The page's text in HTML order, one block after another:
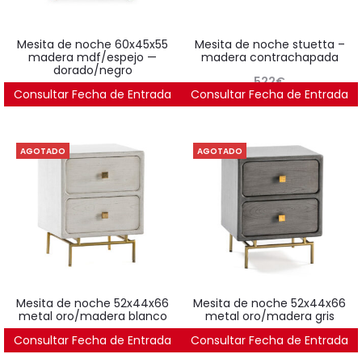
mesita de noche 60x45x55
madera mdf/espejo —
dorado/negro
561€
Consultar Fecha de Entrada
mesita de noche stuetta –
madera contrachapada
522€
Consultar Fecha de Entrada
AGOTADO
mesita de noche 52x44x66
metal oro/madera blanco
603€
Consultar Fecha de Entrada
AGOTADO
mesita de noche 52x44x66
metal oro/madera gris
603€
Consultar Fecha de Entrada